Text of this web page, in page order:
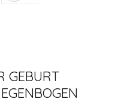
GEBURT